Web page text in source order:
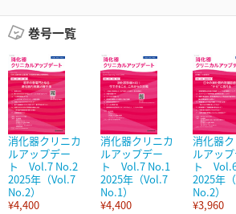
巻号一覧
消化器クリニカ
ルアップデー
ト Vol.7 No.2
2025年（Vol.7
No.2）
¥4,400
消化器クリニカ
ルアップデー
ト Vol.7 No.1
2025年（Vol.7
No.1）
¥4,400
消化器
ルアッ
ト
2025年
No.2）
¥3,960